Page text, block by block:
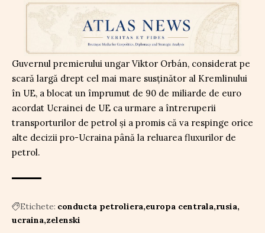
Guvernul premierului ungar Viktor Orbán, considerat pe
scară largă drept cel mai mare susținător al Kremlinului
în UE, a blocat un împrumut de 90 de miliarde de euro
acordat Ucrainei de UE ca urmare a întreruperii
transporturilor de petrol și a promis că va respinge orice
alte decizii pro-Ucraina până la reluarea fluxurilor de
petrol.
Etichete: conducta petroliera europa centrala rusia
ucraina zelenski